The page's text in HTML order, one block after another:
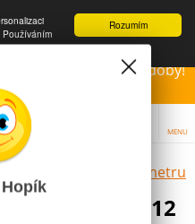
Rozumím
Používáním
otvírací prázdninové doby!
léto!!!
MENU
dle zvoleného parametru
štětců č.8,10,12